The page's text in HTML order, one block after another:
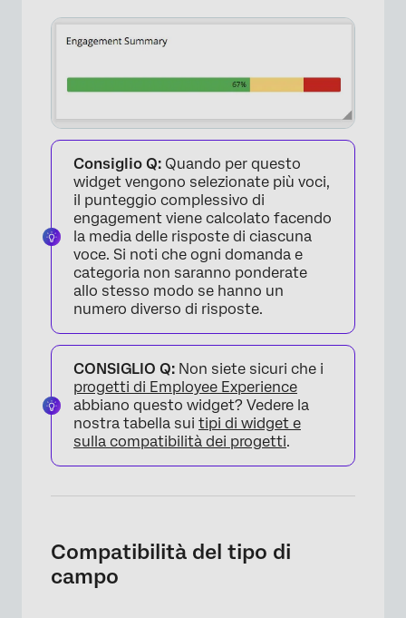
×
Consiglio Q: Quando per questo
widget vengono selezionate più voci,
il punteggio complessivo di
engagement viene calcolato facendo
la media delle risposte di ciascuna
voce. Si noti che ogni domanda e
categoria non saranno ponderate
allo stesso modo se hanno un
numero diverso di risposte.
CONSIGLIO Q: Non siete sicuri che i
progetti di Employee Experience
abbiano questo widget? Vedere la
nostra tabella sui tipi di widget e
sulla compatibilità dei progetti.
Compatibilità del tipo di
campo